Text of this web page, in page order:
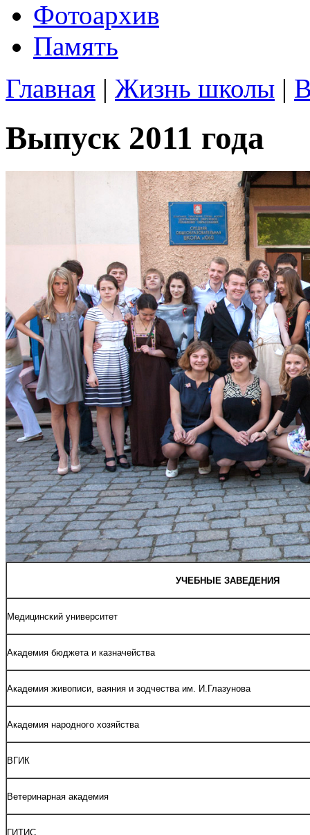
Фотоархив
Память
Главная | Жизнь школы |
Выпуск 2011 года
УЧЕБНЫЕ ЗАВЕДЕНИЯ
Медицинский университет
Академия бюджета и казначейства
Академия живописи, ваяния и зодчества им. И.Глазунова
Академия народного хозяйства
ВГИК
Ветеринарная академия
ГИТИС